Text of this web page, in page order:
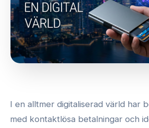
I en alltmer digitaliserad värld har
med kontaktlösa betalningar och